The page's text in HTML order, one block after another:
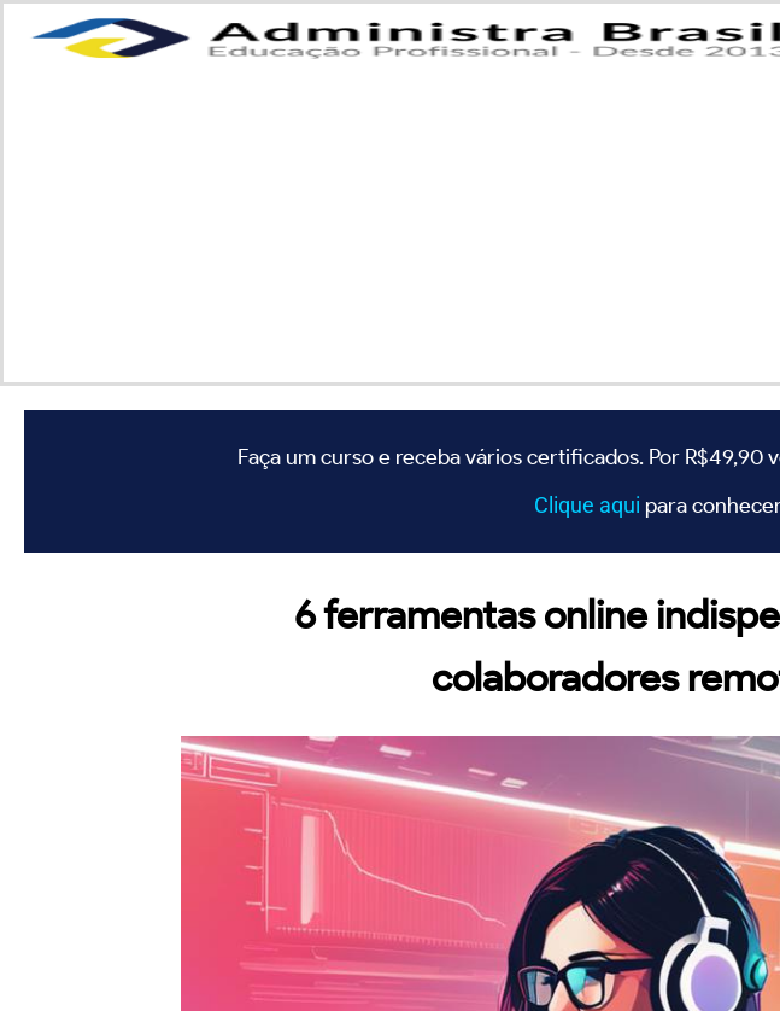
Faça um curso e receba vários certificados. Por
Clique aqui para
6 ferramentas online
colaboradores